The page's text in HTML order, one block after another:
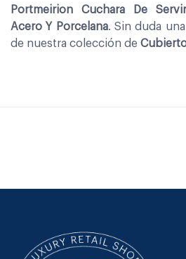
Portmeirion Cuchara De
Acero Y Porcelana. Sin duda
de nuestra colección de